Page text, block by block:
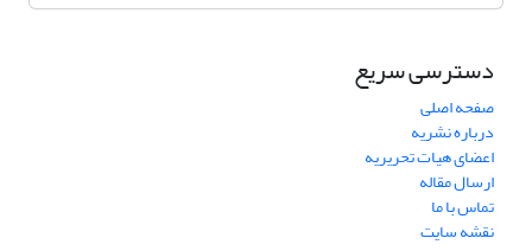
دسترسی سریع
صفحه اصلی
درباره نشریه
اعضای هیات تحریریه
ارسال مقاله
تماس با ما
نقشه سایت